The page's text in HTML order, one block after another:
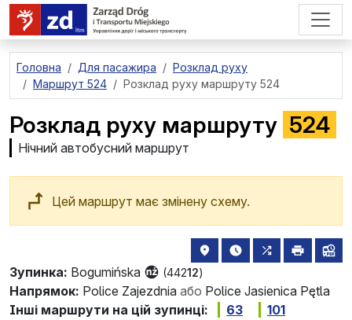
перейти до основного вмісту
Головна Для пасажира
Розклад руху
Маршрут 524
Розклад руху маршруту 524
Розклад руху маршруту 524
Нічний автобусний маршрут
Цей маршрут має змінену схему.
Зупинка: Bogumińska (44212)
розташування зупинки на
найближчі
всі
Напрямок: Police Zajezdnia або Police Jasienica Pętla
Інші маршрути на цій зупинці:
63
101